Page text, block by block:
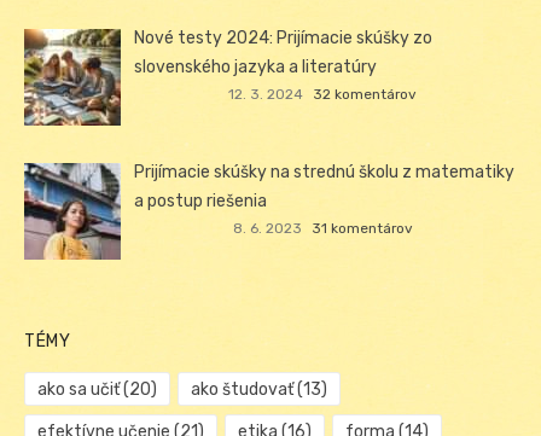
Nové testy 2024: Prijímacie skúšky zo
slovenského jazyka a literatúry
12. 3. 2024 32 komentárov
Prijímacie skúšky na strednú školu z matematiky
a postup riešenia
8. 6. 2023 31 komentárov
TÉMY
ako sa učiť(20) ako študovať(13)
efektívne učenie (21) etika (16) forma (14)